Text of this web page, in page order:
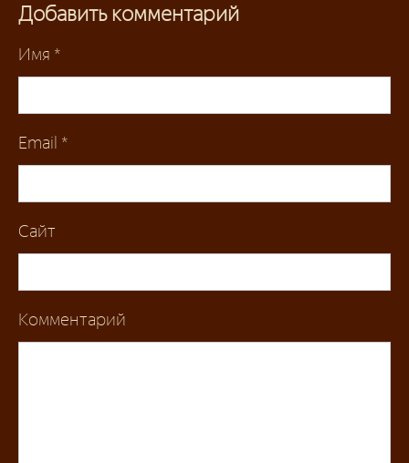
Добавить комментарий
Имя *
Email *
Сайт
Комментарий